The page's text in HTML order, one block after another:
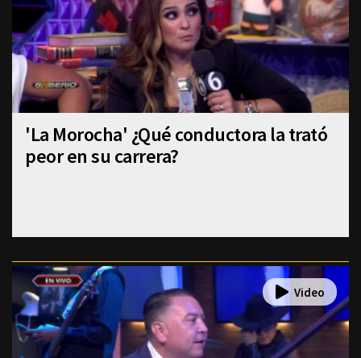
'La Morocha' ¿Qué conductora la trató
peor en su carrera?